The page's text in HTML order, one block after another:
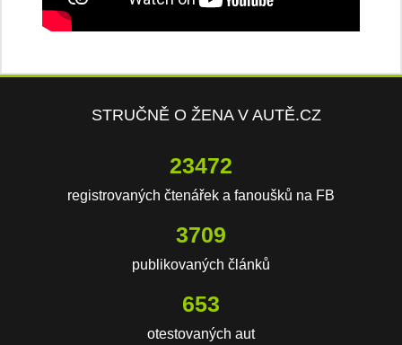
STRUČNĚ O ŽENA V AUTĚ.CZ
23472
registrovaných čtenářek a fanoušků na FB
3709
publikovaných článků
653
otestovaných aut